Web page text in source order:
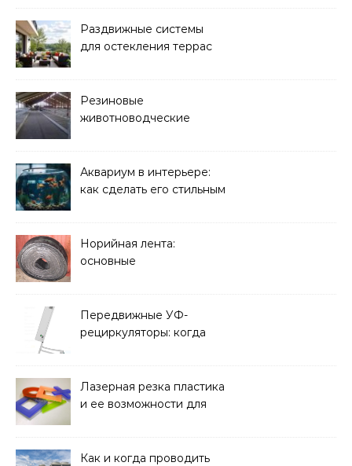
Раздвижные системы
для остекления террас
Резиновые
животноводческие
решать
Аквариум в интерьере:
как сделать его стильным
Норийная лента:
основные
и советы по выбору
Передвижные УФ-
рециркуляторы: когда
Лазерная резка пластика
и ее возможности для
Как и когда проводить